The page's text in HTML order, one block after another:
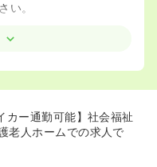
い。
たい方にもお勧めで
想される介護・福祉業
ー通勤可能】社会福祉
老人ホームでの求人で